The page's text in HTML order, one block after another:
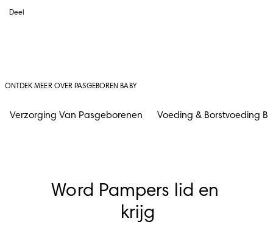
Deel
ONTDEK MEER OVER PASGEBOREN BABY
Verzorging Van Pasgeborenen Voeding & Borstvoeding
Word Pampers lid en
krijg